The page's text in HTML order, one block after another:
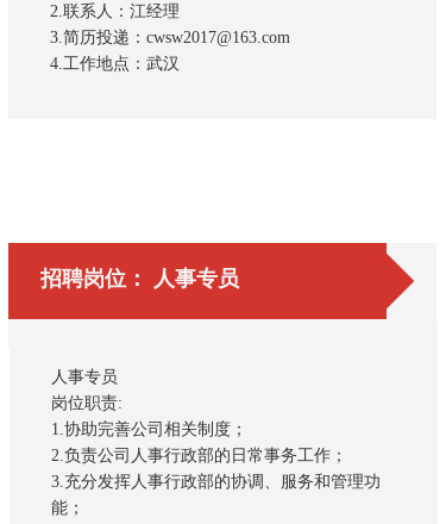
2.联系人：江经理
3.简历投递：cwsw2017@163.com
4.工作地点：武汉
招聘岗位： 人事专员
人事专员
岗位职责:
1.协助完善公司相关制度；
2.负责公司人事行政部的日常事务工作；
3.充分发挥人事行政部的协调、服务和管理功
能；